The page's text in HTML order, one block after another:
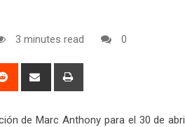
3 minutes read 0
Reddit
Share
de Marc Anthony para el 30 de